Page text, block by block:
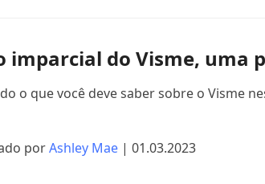
imparcial do Visme,
o que você deve saber sobre o Visme
porAshley Mae | 01.03.2023